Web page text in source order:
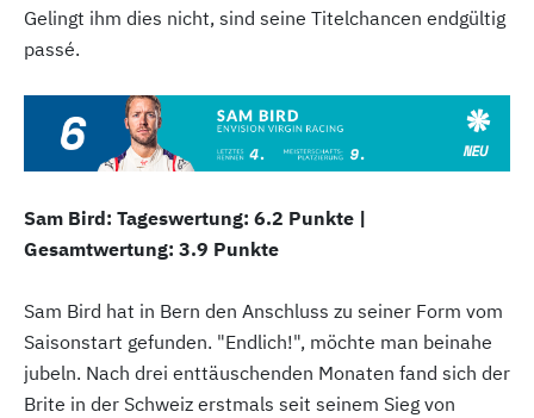
Gelingt ihm dies nicht, sind seine Titelchancen endgültig
passé.
Sam Bird: Tageswertung: 6.2 Punkte |
Gesamtwertung: 3.9 Punkte
Sam Bird hat in Bern den Anschluss zu seiner Form vom
Saisonstart gefunden. "Endlich!", möchte man beinahe
jubeln. Nach drei enttäuschenden Monaten fand sich der
Brite in der Schweiz erstmals seit seinem Sieg von